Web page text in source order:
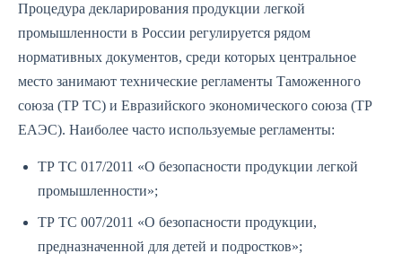
Процедура декларирования продукции легкой
промышленности в России регулируется рядом
нормативных документов, среди которых центральное
место занимают технические регламенты Таможенного
союза (ТР ТС) и Евразийского экономического союза (ТР
ЕАЭС). Наиболее часто используемые регламенты:
ТР ТС 017/2011 «О безопасности продукции легкой
промышленности»;
ТР ТС 007/2011 «О безопасности продукции,
предназначенной для детей и подростков»;